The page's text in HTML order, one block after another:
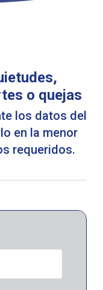
o quejas
los datos del
en la menor
requeridos.